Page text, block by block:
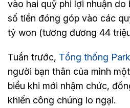
vào hai quỹ phi lợi nhuận do
số tiền đóng góp vào các
tỷ won (tương đương 44
Tuần trước, Tổng thống Park
người bạn thân của mình
biểu khi mới nhậm chức,
khiến công chúng lo ngại.